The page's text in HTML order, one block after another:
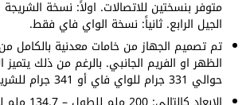
متوفر بنسختين للاتصالات. اولاً: نسخة
الجيل الرابع. ثانياً: نسخة الواي فاي فقط.
تم تصميم الجهاز من خامات معدنية بالكامل
الظهر او الفريم الجانبي. بالرغم من ذلك يتميز
حوالي 331 جرام للواي فاي أو 341 جرام للشريحة.